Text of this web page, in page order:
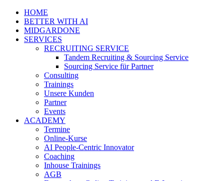
HOME
BETTER WITH AI
MIDGARDONE
SERVICES
RECRUITING SERVICE
Tandem Recruiting & Sourcing Service
Sourcing Service für Partner
Consulting
Trainings
Unsere Kunden
Partner
Events
ACADEMY
Termine
Online-Kurse
AI People-Centric Innovator
Coaching
Inhouse Trainings
AGB